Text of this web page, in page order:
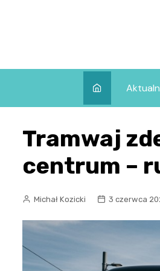
Tramwaj
centrum –
Michał Kozicki 3 czerwca